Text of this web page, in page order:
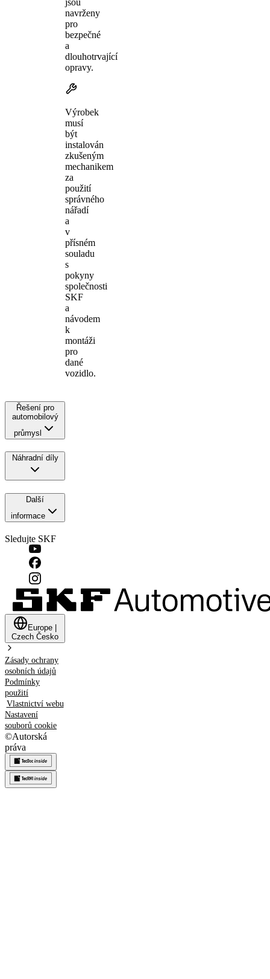
navrženy
pro
bezpečné
a
dlouhotrvající
opravy.
Výrobek
musí
být
instalován
zkušeným
mechanikem
za
použití
správného
nářadí
a
v
přísném
souladu
s
pokyny
společnosti
SKF
a
návodem
k
montáži
pro
dané
vozidlo.
Řešení pro
automobilový
průmysl
Náhradní díly
Další
informace
Sledujte SKF
Europe
Czech Česko
Zásady ochrany
osobních údajů
Podmínky
použití
Vlastnictví webu
Nastavení
souborů cookie
©Autorská
práva